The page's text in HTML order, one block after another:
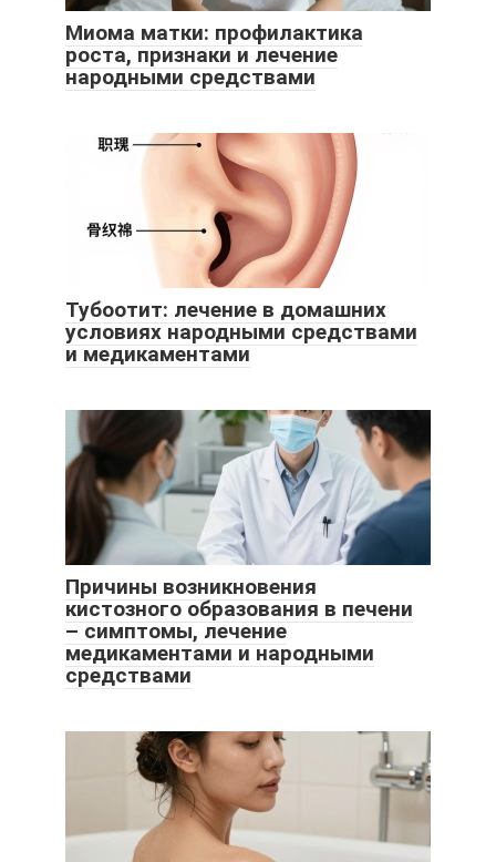
Миома матки: профилактика
роста, признаки и лечение
народными средствами
Тубоотит: лечение в домашних
условиях народными средствами
и медикаментами
Причины возникновения
кистозного образования в печени
– симптомы, лечение
медикаментами и народными
средствами